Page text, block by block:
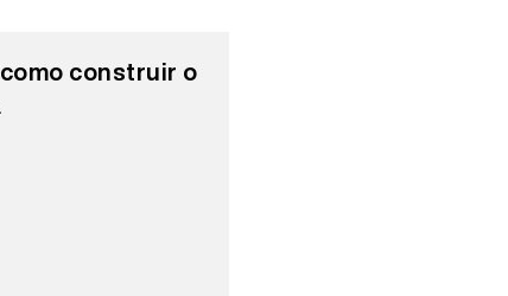
como construir o